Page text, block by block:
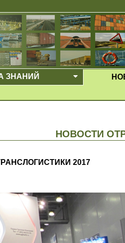
МЕНЮ
ЗНАНИЙ
НОВОСТИ
2017